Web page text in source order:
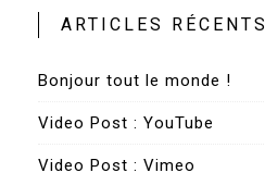
ARTICLES RÉCENTS
Bonjour tout le monde !
Video Post : YouTube
Video Post : Vimeo